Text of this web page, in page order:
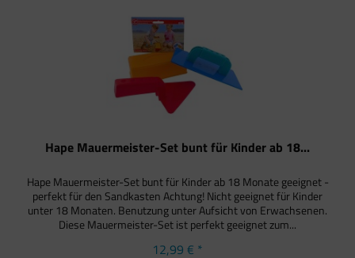
Hape Mauermeister-Set bunt für Kinder ab 18...
Hape Mauermeister-Set bunt für Kinder ab 18 Monate geeignet -
perfekt für den Sandkasten Achtung! Nicht geeignet für Kinder
unter 18 Monaten. Benutzung unter Aufsicht von Erwachsenen.
Diese Mauermeister-Set ist perfekt geeignet zum...
12,99 € *